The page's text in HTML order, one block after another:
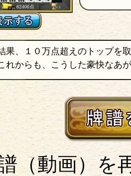
果、１０万点超えのトップを
れからも、こうした豪快なあ
（動画）を